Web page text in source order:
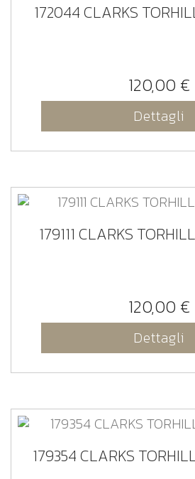
172044 CLARKS
120,00 €
Dettagli
179111 CLARKS
120,00 €
Dettagli
179354 CLARKS